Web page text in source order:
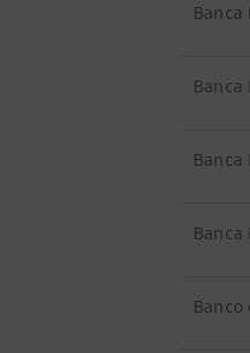
Banca
Banca
Banca
Banco